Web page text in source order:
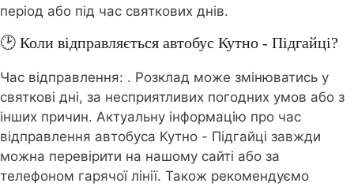
період або під час святкових днів.
🕑 Коли відправляється автобус Кутно - Підгайці?
Час відправлення: . Розклад може змінюватись у
святкові дні, за несприятливих погодних умов або з
інших причин. Актуальну інформацію про час
відправлення автобуса Кутно - Підгайці завжди
можна перевірити на нашому сайті або за
телефоном гарячої лінії. Також рекомендуємо